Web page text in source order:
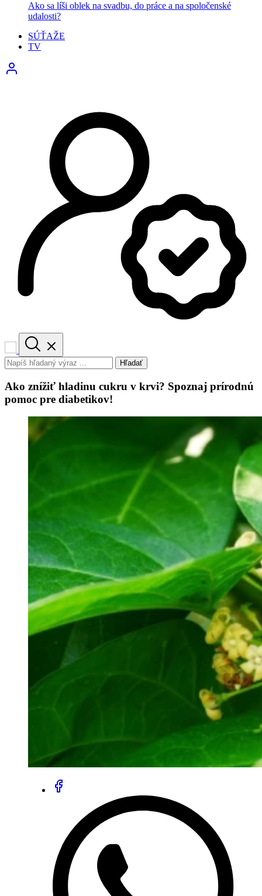
Ako sa líši oblek na svadbu, do práce a na spoločenské
udalosti?
SÚŤAŽE
TV
Hľadať
Ako znížiť hladinu cukru v krvi? Spoznaj prírodnú
pomoc pre diabetikov!